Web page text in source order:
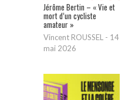
Jérôme Bertin – « Vie et
mort d’un cycliste
amateur »
Vincent ROUSSEL - 14
mai 2026